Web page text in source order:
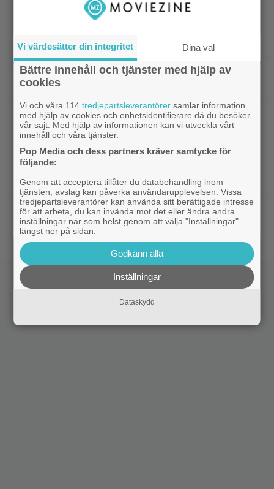
bästa roll i ”fullkomligt lysande” drama från 2013
Streamingtips|Kvällens tv-tips: Du kan inte ana
vem som är mördaren i ”Beck” nummer 20
Christopher Nolan|På tv ikväll: En av Nolans
bästa filmer fyller 20 – gick nästan till en annan
regissör
TV-spel|
hyllade filmdebut i denna skarpa thriller
Fantasy|Sista säsongen av ”The Witcher”
försenas – släpps 2027
Vi värdesätter din integritet Dina val
Bättre innehåll och tjänster med hjälp av
cookies
Vi och våra 114tredjepartsleverantörer samlar information
med hjälp av cookies och enhetsidentifierare då du besöker
vår sajt. Med hjälp av informationen kan vi utveckla vårt
innehåll och våra tjänster.
Pop Media och dess partners kräver samtycke för
följande:
Genom att acceptera tillåter du databehandling inom
tjänsten, avslag kan påverka användarupplevelsen. Vissa
tredjepartsleverantörer kan använda sitt berättigade intresse
för att arbeta, du kan invända mot det eller ändra andra
inställningar när som helst genom att välja "Inställningar"
längst ner på sidan.
Godkänn alla
Inställningar
Dataskydd